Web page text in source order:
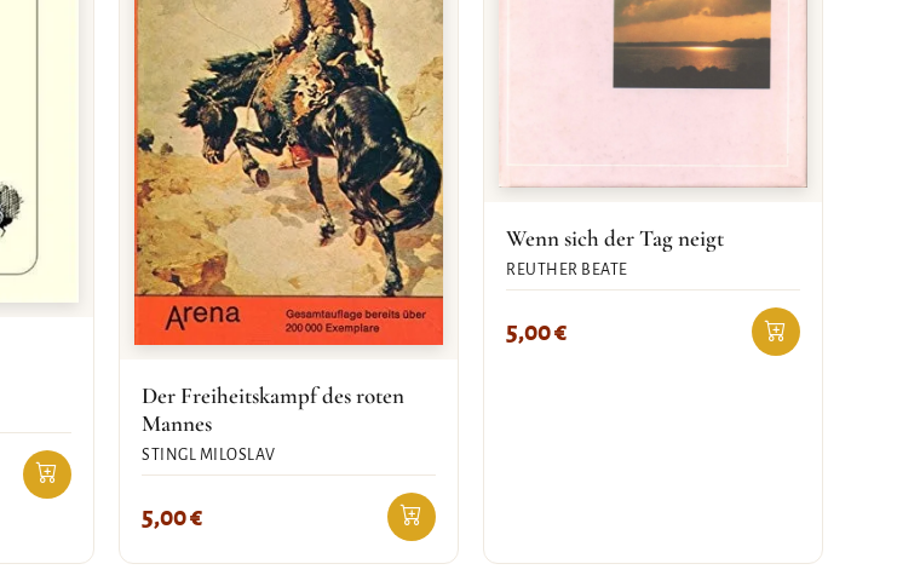
Der Freiheitskampf des roten
Mannes
STINGL MILOSLAV
5,00€
Wenn sich der Tag neigt
REUTHER BEATE
5,00€